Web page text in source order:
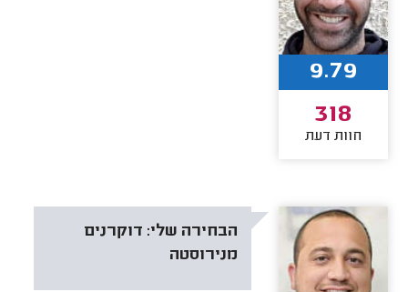
9.79
318
חוות דעת
הבחירה שלי: דוקרנים
מנירוסטה